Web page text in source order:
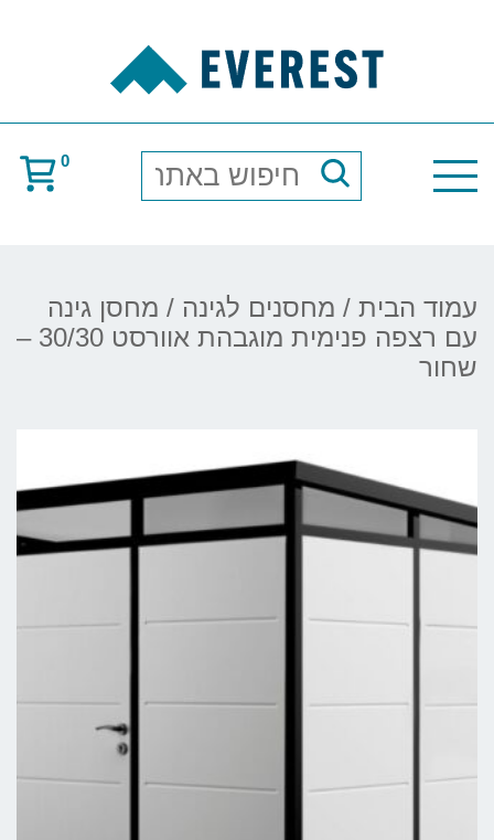
חיפוש
0
עמוד הבית / מחסנים לגינה / מחסן גינה
עם רצפה פנימית מוגבהת אוורסט 30/30 –
שחור